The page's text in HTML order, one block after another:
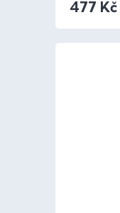
477 Kč